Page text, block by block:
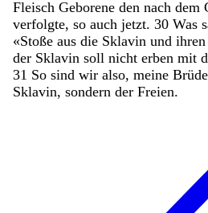
Fleisch Geborene den nach dem
verfolgte, so auch jetzt. 30 Was
«Stoße aus die Sklavin und ihren
der Sklavin soll nicht erben mit
31 So sind wir also, meine
Sklavin, sondern der Freien.